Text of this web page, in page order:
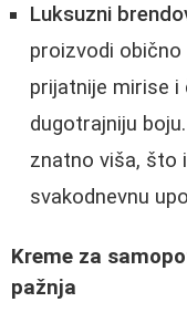
Luksuzni
proizvodi
prijatnije mirise i
dugotrajniju
znatno viša, što
svakodnevnu
Kreme za
pažnja